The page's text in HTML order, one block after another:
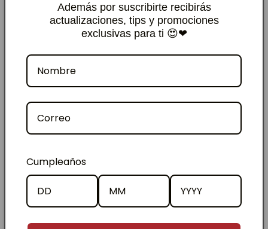
Té & Blends
Además por suscribirte recibirás
actualizaciones, tips y promociones
exclusivas para ti 😍❤
Cumpleaños